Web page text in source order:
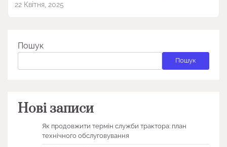
22 Квітня, 2025
Пошук
Пошук
Нові записи
Як продовжити термін служби трактора: план
технічного обслуговування